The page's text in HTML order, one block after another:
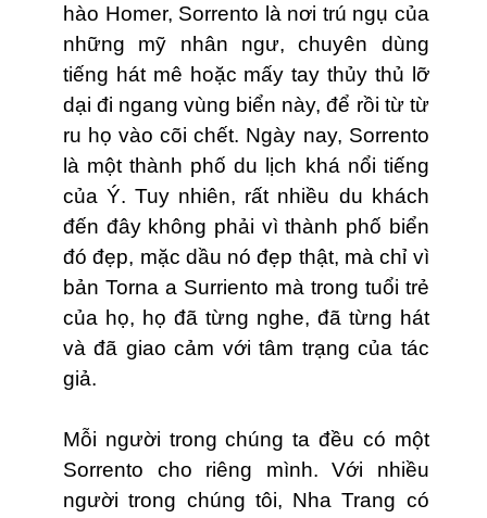
hào Homer, Sorrento là nơi trú ngụ của
những mỹ nhân ngư, chuyên dùng
tiếng hát mê hoặc mấy tay thủy thủ lỡ
dại đi ngang vùng biển này, để rồi từ từ
ru họ vào cõi chết. Ngày nay, Sorrento
là một thành phố du lịch khá nổi tiếng
của Ý. Tuy nhiên, rất nhiều du khách
đến đây không phải vì thành phố biển
đó đẹp, mặc dầu nó đẹp thật, mà chỉ vì
bản Torna a Surriento mà trong tuổi trẻ
của họ, họ đã từng nghe, đã từng hát
và đã giao cảm với tâm trạng của tác
giả.
Mỗi người trong chúng ta đều có một
Sorrento cho riêng mình. Với nhiều
người trong chúng tôi, Nha Trang có